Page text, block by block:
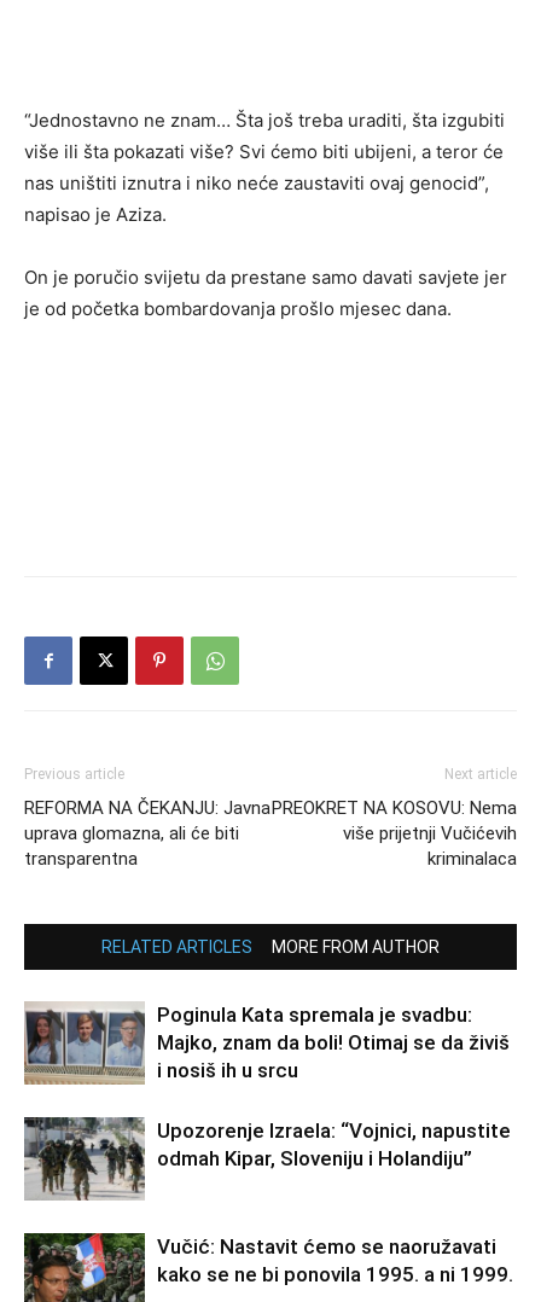
“Jednostavno ne znam… Šta još treba uraditi, šta izgubiti
više ili šta pokazati više? Svi ćemo biti ubijeni, a teror će
nas uništiti iznutra i niko neće zaustaviti ovaj genocid”,
napisao je Aziza.
On je poručio svijetu da prestane samo davati savjete jer
je od početka bombardovanja prošlo mjesec dana.
Previous article
REFORMA NA ČEKANJU: Javna
uprava glomazna, ali će biti
transparentna
Next article
PREOKRET NA KOSOVU: Nema
više prijetnji Vučićevih
kriminalaca
RELATED ARTICLES MORE FROM AUTHOR
Poginula Kata spremala je svadbu:
Majko, znam da boli! Otimaj se da živiš
i nosiš ih u srcu
Upozorenje Izraela: “Vojnici, napustite
odmah Kipar, Sloveniju i Holandiju”
Vučić: Nastavit ćemo se naoružavati
kako se ne bi ponovila 1995. a ni 1999.